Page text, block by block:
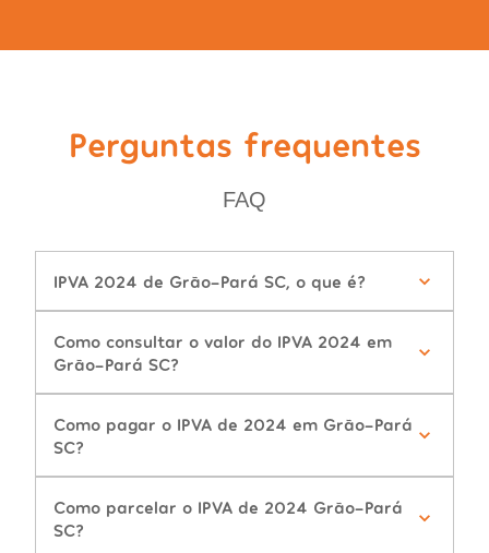
Perguntas frequentes
FAQ
IPVA 2024 de Grão-Pará SC, o que é?
Como consultar o valor do IPVA 2024 em
Grão-Pará SC?
Como pagar o IPVA de 2024 em Grão-Pará
SC?
Como parcelar o IPVA de 2024 Grão-Pará
SC?